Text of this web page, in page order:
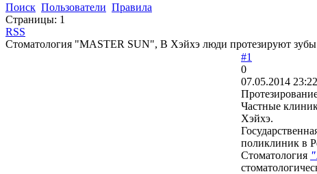
Поиск Пользователи Правила
Страницы: 1
RSS
Стоматология "MASTER SUN", В Хэйхэ люди протезируют зубы
#1
0
07.05.2014
Частные
Хэйхэ.
поликлиник в
Стоматология